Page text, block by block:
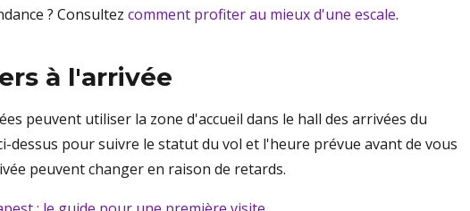
? Consultez comment profiter au mieux d'une escale.
à l'arrivée
peuvent utiliser la zone d'accueil dans le hall des arrivées du
dessus pour suivre le statut du vol et l'heure prévue avant de vous
peuvent changer en raison de retards.